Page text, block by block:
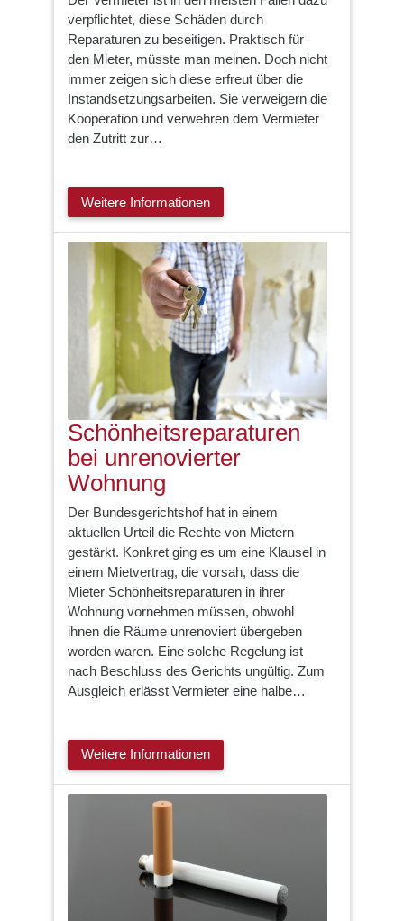
verpflichtet, diese Schäden durch
Reparaturen zu beseitigen. Praktisch für
den Mieter, müsste man meinen. Doch nicht
immer zeigen sich diese erfreut über die
Instandsetzungsarbeiten. Sie verweigern die
Kooperation und verwehren dem Vermieter
den Zutritt zur…
Weitere Informationen
Schönheitsreparaturen
bei unrenovierter
Wohnung
Der Bundesgerichtshof hat in einem
aktuellen Urteil die Rechte von Mietern
gestärkt. Konkret ging es um eine Klausel in
einem Mietvertrag, die vorsah, dass die
Mieter Schönheitsreparaturen in ihrer
Wohnung vornehmen müssen, obwohl
ihnen die Räume unrenoviert übergeben
worden waren. Eine solche Regelung ist
nach Beschluss des Gerichts ungültig. Zum
Ausgleich erlässt Vermieter eine halbe…
Weitere Informationen